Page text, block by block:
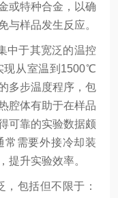
或特种合金，以确
与样品发生反应。
中于其宽泛的温控
现从室温到1500℃
多步温度程序，包
腔体有助于在样品
可靠的实验数据颇
常需要外接冷却装
提升实验效率。
，包括但不限于：